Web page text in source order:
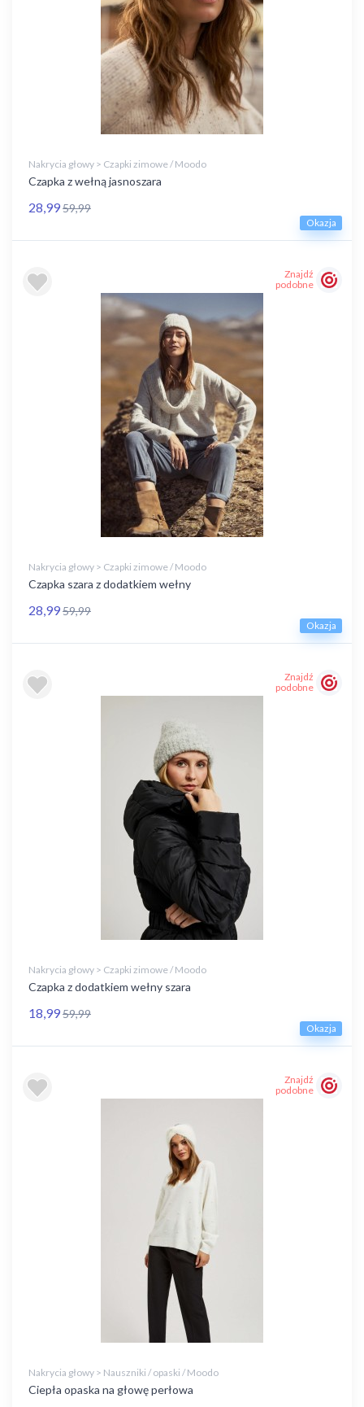
Okazja
Nakrycia głowy > Czapki zimowe / Moodo
Czapka z wełną jasnoszara
28,9959,99
Okazja
Znajdź
podobne
Nakrycia głowy > Czapki zimowe / Moodo
Czapka szara z dodatkiem wełny
28,9959,99
Okazja
Znajdź
podobne
Nakrycia głowy > Czapki zimowe / Moodo
Czapka z dodatkiem wełny szara
18,9959,99
Znajdź
podobne
Nakrycia głowy > Nauszniki / opaski / Moodo
Ciepła opaska na głowę perłowa